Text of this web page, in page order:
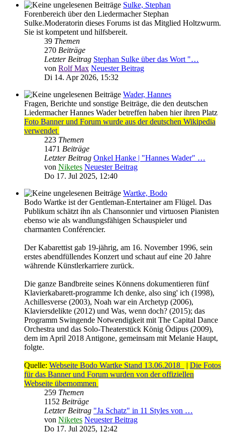
Sulke, Stephan
Forenbereich über den Liedermacher Stephan
Sulke.Moderatorin dieses Forums ist das Mitglied Holtzwurm.
Sie ist kompetent und hilfsbereit.
39 Themen
270 Beiträge
Letzter Beitrag Stephan Sulke über das Wort "…
von Rolf Max Neuester Beitrag
Di 14. Apr 2026, 15:32
Wader, Hannes
Fragen, Berichte und sonstige Beiträge, die den deutschen
Liedermacher Hannes Wader betreffen haben hier ihren Platz
Foto Banner und Forum wurde aus der deutschen Wikipedia
verwendet
223 Themen
1471 Beiträge
Letzter Beitrag Onkel Hanke | "Hannes Wader" …
von Niketes Neuester Beitrag
Do 17. Jul 2025, 12:40
Wartke, Bodo
Bodo Wartke ist der Gentleman-Entertainer am Flügel. Das
Publikum schätzt ihn als Chansonnier und virtuosen Pianisten
ebenso wie als wandlungsfähigen Schauspieler und
charmanten Conférencier.
Der Kabarettist gab 19-jährig, am 16. November 1996, sein
erstes abendfüllendes Konzert und schaut auf eine 20 Jahre
währende Künstlerkarriere zurück.
Die ganze Bandbreite seines Könnens dokumentieren fünf
Klavierkabarett-programme Ich denke, also sing' ich (1998),
Achillesverse (2003), Noah war ein Archetyp (2006),
Klaviersdelikte (2012) und Was, wenn doch? (2015); das
Programm Swingende Notwendigkeit mit The Capital Dance
Orchestra und das Solo-Theaterstück König Ödipus (2009),
dem im April 2018 Antigone, gemeinsam mit Melanie Haupt,
folgte.
Quelle: Webseite Bodo Wartke Stand 13.06.2018 | Die Fotos
für das Banner und Forum wurden von der offiziellen
Webseite übernommen
259 Themen
1152 Beiträge
Letzter Beitrag "Ja Schatz" in 11 Styles von …
von Niketes Neuester Beitrag
Do 17. Jul 2025, 12:42